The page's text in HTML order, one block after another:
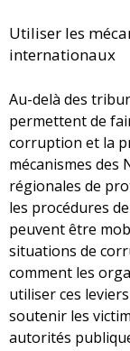
Utiliser les
internationaux
Au-delà des
permettent de
corruption et la
mécanismes des
régionales de
les procédures
peuvent être
situations de
comment les
utiliser ces
soutenir les
autorités